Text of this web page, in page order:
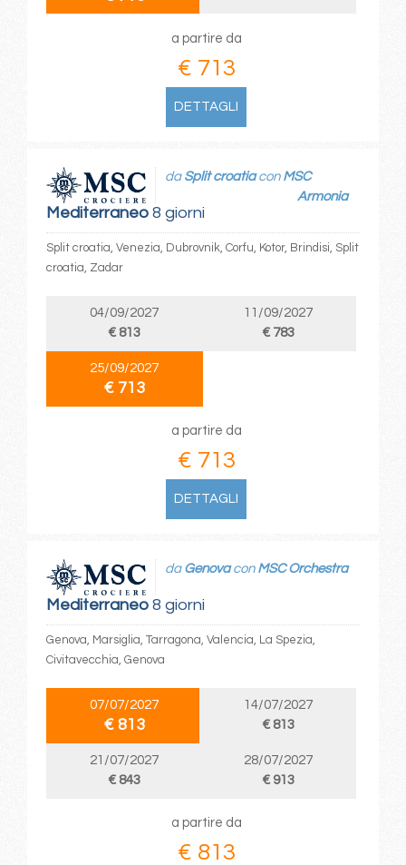
a partire da
€ 713
DETTAGLI
Mediterraneo8 giorni
da Split croatiacon MSC
Armonia
Split croatia, Venezia, Dubrovnik, Corfu, Kotor, Brindisi, Split
croatia, Zadar
04/09/2027
€ 813
11/09/2027
€ 783
25/09/2027
€ 713
a partire da
€ 713
DETTAGLI
Mediterraneo8 giorni
da Genovacon MSC Orchestra
Genova, Marsiglia, Tarragona, Valencia, La Spezia,
Civitavecchia, Genova
07/07/2027
€ 813
14/07/2027
€ 813
21/07/2027
€ 843
28/07/2027
€ 913
a partire da
€ 813